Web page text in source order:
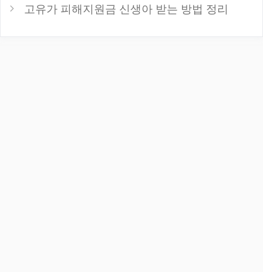
고유가 피해지원금 신생아 받는 방법 정리